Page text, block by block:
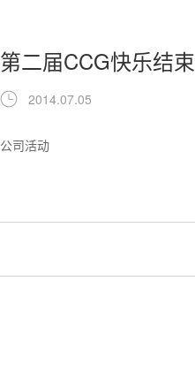
第二届CCG快乐结束
2014.07.05
公司活动